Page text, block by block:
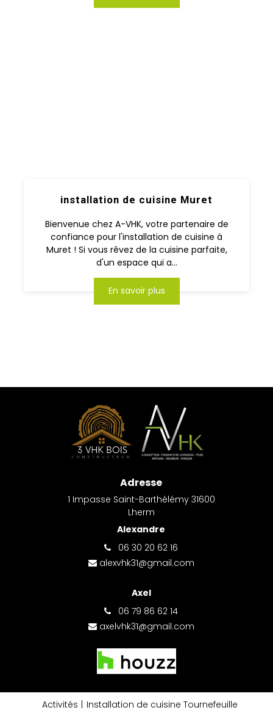
installation de cuisine Muret
Bienvenue chez A-VHK, votre partenaire de
confiance pour l'installation de cuisine à
Muret ! Si vous rêvez de la cuisine parfaite,
d'un espace qui a...
En savoir plus
Adresse
1 Impasse Saint-Barthélémy 31600
Lherm
Alexandre
06 30 20 62 16
alexvhk31@gmail.com
Axel
06 79 86 62 14
axelvhk31@gmail.com
Activités Installation de cuisine Tournefeuille